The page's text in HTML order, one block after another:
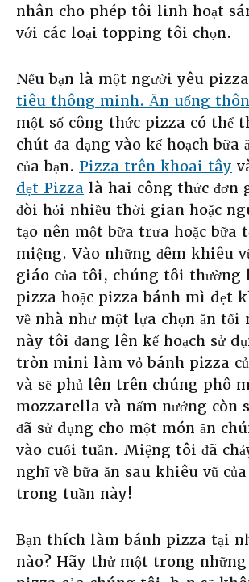
nhân cho phép tôi linh hoạt
với các loại topping tôi chọn.
Nếu bạn là một người yêu
tiêu thông minh. Ăn uống
một số công thức pizza có thể
chút đa dạng vào kế hoạch bữa
của bạn. Pizza trên khoai tây
dẹt Pizza là hai công thức đơn
đòi hỏi nhiều thời gian hoặc
tạo nên một bữa trưa hoặc bữa
miệng. Vào những đêm khiêu
giáo của tôi, chúng tôi thường
pizza hoặc pizza bánh mì dẹt
về nhà như một lựa chọn ăn tối
này tôi đang lên kế hoạch sử
tròn mini làm vỏ bánh pizza
và sẽ phủ lên trên chúng phô
mozzarella và nấm nướng còn
đã sử dụng cho một món ăn
vào cuối tuần. Miệng tôi đã
nghĩ về bữa ăn sau khiêu vũ
trong tuần này!
Bạn thích làm bánh pizza tại
nào? Hãy thử một trong